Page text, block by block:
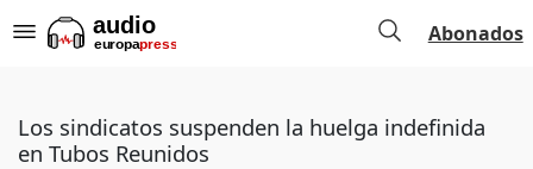
Abonados
Los sindicatos suspenden la huelga indefinida
en Tubos Reunidos